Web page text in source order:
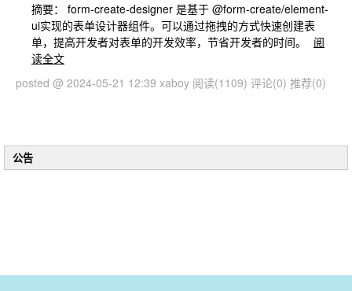
摘要： form-create-designer 是基于 @form-create/element-
ui实现的表单设计器组件。可以通过拖拽的方式快速创建表
单，提高开发者对表单的开发效率，节省开发者的时间。
阅
读全文
posted @ 2024-05-21 12:39 xaboy 阅读(1109) 评论(0) 推荐(0)
公告